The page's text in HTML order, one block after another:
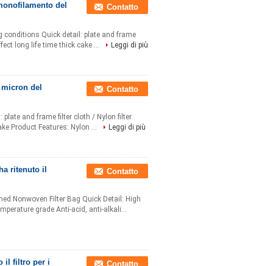
del
Contatto
Quick detail: plate and frame
long life time thick cake ...
Leggi di più
del
Contatto
and frame filter cloth / Nylon filter
Product Features: Nylon ...
Leggi di più
ritenuto il
Contatto
Nonwoven Filter Bag Quick Detail: High
grade Anti-acid, anti-alkali...
il filtro per i
Contatto